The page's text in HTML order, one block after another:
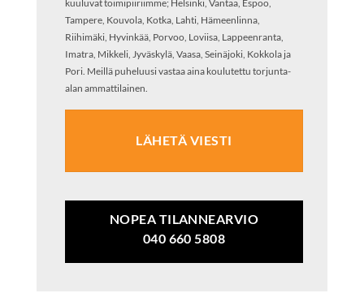
kuuluvat toimipiiriimme; Helsinki, Vantaa, Espoo,
Tampere, Kouvola, Kotka, Lahti, Hämeenlinna,
Riihimäki, Hyvinkää, Porvoo, Loviisa, Lappeenranta,
Imatra, Mikkeli, Jyväskylä, Vaasa, Seinäjoki, Kokkola ja
Pori. Meillä puheluusi vastaa aina koulutettu torjunta-
alan ammattilainen.
LÄHETÄ VIESTI
NOPEA TILANNEARVIO
040 660 5808